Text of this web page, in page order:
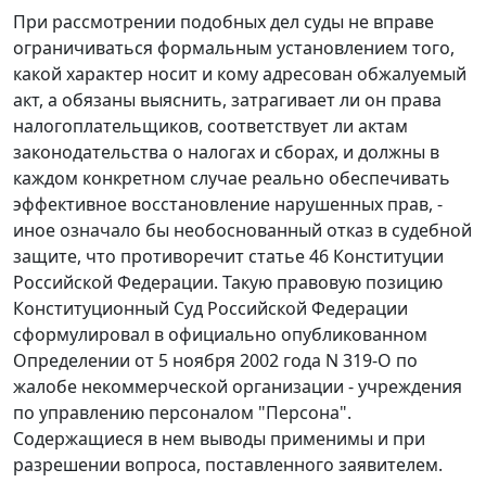
При рассмотрении подобных дел суды не вправе
ограничиваться формальным установлением того,
какой характер носит и кому адресован обжалуемый
акт, а обязаны выяснить, затрагивает ли он права
налогоплательщиков, соответствует ли актам
законодательства о налогах и сборах, и должны в
каждом конкретном случае реально обеспечивать
эффективное восстановление нарушенных прав, -
иное означало бы необоснованный отказ в судебной
защите, что противоречит статье 46 Конституции
Российской Федерации. Такую правовую позицию
Конституционный Суд Российской Федерации
сформулировал в официально опубликованном
Определении от 5 ноября 2002 года N 319-O по
жалобе некоммерческой организации - учреждения
по управлению персоналом "Персона".
Содержащиеся в нем выводы применимы и при
разрешении вопроса, поставленного заявителем.